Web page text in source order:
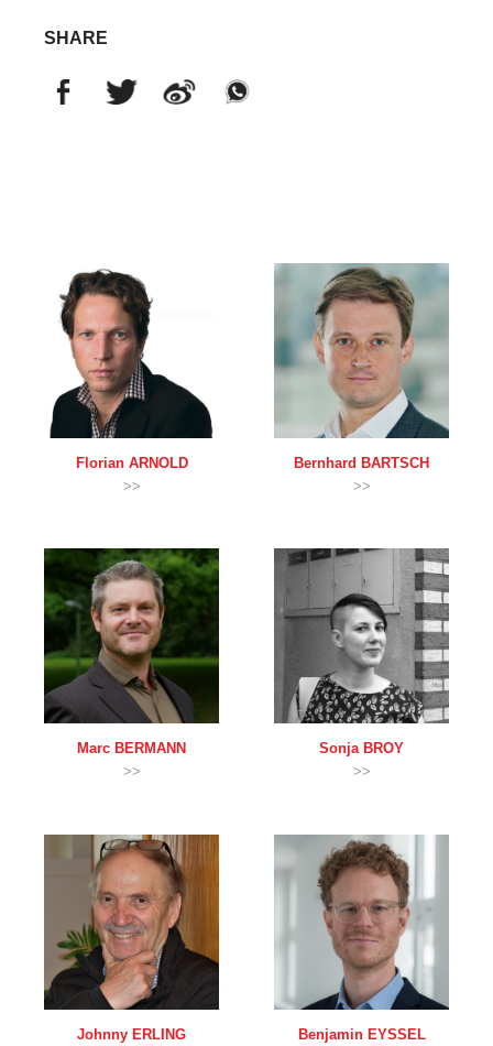
SHARE
Florian ARNOLD
>>
Bernhard BARTSCH
>>
Marc BERMANN
>>
Sonja BROY
>>
Johnny ERLING Benjamin EYSSEL